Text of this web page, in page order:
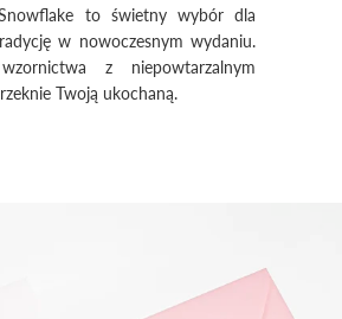
to świetny wybór dla
w nowoczesnym wydaniu.
z niepowtarzalnym
Twoją ukochaną.